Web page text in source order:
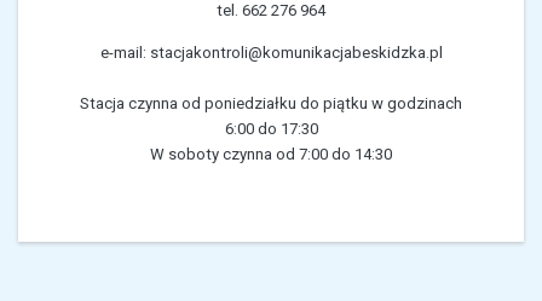
tel. 662 276 964
e-mail: stacjakontroli@komunikacjabeskidzka.pl
Stacja czynna od poniedziałku do piątku w godzinach
6:00 do 17:30
W soboty czynna od 7:00 do 14:30